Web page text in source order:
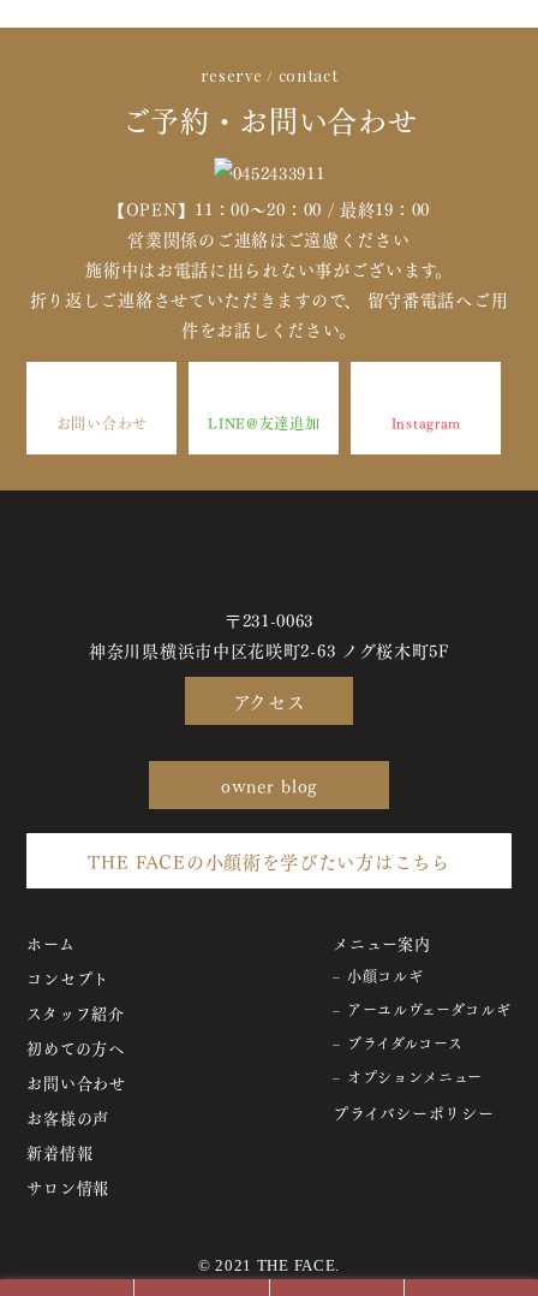
reserve / contact
ご予約・お問い合わせ
【OPEN】11：00～20：00 / 最終19：00
営業関係のご連絡はご遠慮ください
施術中はお電話に出られない事がございます。
折り返しご連絡させていただきますので、 留守番電話へご用
件をお話しください。
お問い合わせ LINE@友達追加 Instagram
〒231-0063
神奈川県横浜市中区花咲町2-63 ノグ桜木町5F
アクセス
owner blog
THE FACEの小顔術を学びたい方はこちら
ホーム
コンセプト
スタッフ紹介
初めての方へ
お問い合わせ
お客様の声
新着情報
サロン情報
メニュー案内
– 小顔コルギ
– アーユルヴェーダコルギ
– ブライダルコース
– オプションメニュー
プライバシーポリシー
© 2021 THE FACE.